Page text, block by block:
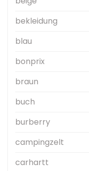
bekleidung
blau
bonprix
braun
buch
burberry
campingzelt
carhartt